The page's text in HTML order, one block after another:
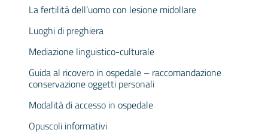
La fertilità dell’uomo con lesione midollare
Luoghi di preghiera
Mediazione linguistico-culturale
Guida al ricovero in ospedale – raccomandazione
conservazione oggetti personali
Modalità di accesso in ospedale
Opuscoli informativi